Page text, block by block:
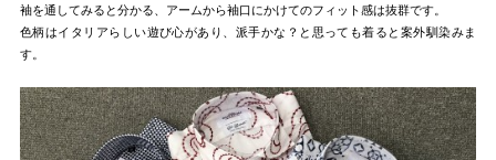
袖を通してみると分かる、アームから袖口にかけてのフィット感は抜群です。
色柄はイタリアらしい遊び心があり、派手かな？と思っても着ると案外馴染みま
す。